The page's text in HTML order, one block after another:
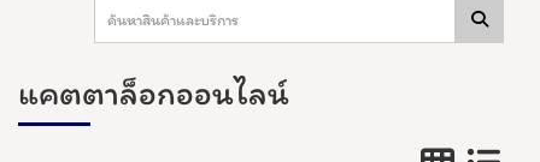
แคตตาล็อกออนไลน์